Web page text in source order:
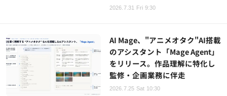
2026.7.31 Fri 9:30
AI Mage、"アニメオタク"AI搭載
のアシスタント「Mage Agent」
をリリース。作品理解に特化し
監修・企画業務に伴走
2026.7.25 Sat 10:30